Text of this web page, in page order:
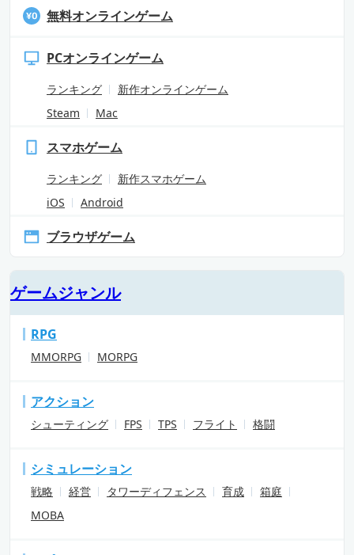
無料オンラインゲーム
PCオンラインゲーム
ランキング
新作オンラインゲーム
Steam
Mac
スマホゲーム
ランキング
新作スマホゲーム
iOS
Android
ブラウザゲーム
ゲームジャンル
RPG
MMORPG MORPG
アクション
シューティング FPS TPS フライト 格闘
シミュレーション
戦略 経営 タワーディフェンス 育成
箱庭
MOBA